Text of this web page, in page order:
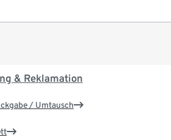
& Reklamation
/ Umtausch